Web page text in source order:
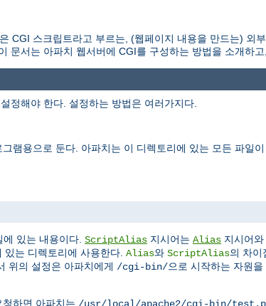
스크립트라고 부르는, (웹페이지 내용을 만드는) 외
문서는 아파치 웹서버에 CGI를 구성하는 방법을 소개하
정해야 한다. 설정하는 방법은 여러가지다.
램용으로 둔다. 아파치는 이 디렉토리에 있는 모든 파일
에 있는 내용이다. ScriptAlias 지시어는 Alias 지시어
있는 디렉토리에 사용한다. Alias와 ScriptAlias의 차이
위의 설정은 아파치에게 /cgi-bin/으로 시작하는 자원을
청하면 아파치는